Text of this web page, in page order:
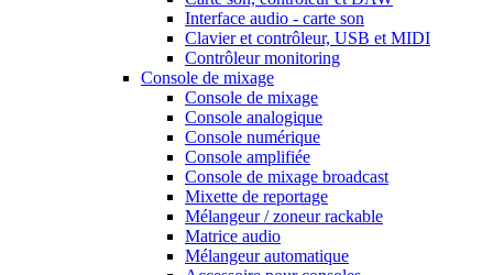
Interface audio - carte son
Clavier et contrôleur, USB et MIDI
Contrôleur monitoring
Console de mixage
Console de mixage
Console analogique
Console numérique
Console amplifiée
Console de mixage broadcast
Mixette de reportage
Mélangeur / zoneur rackable
Matrice audio
Mélangeur automatique